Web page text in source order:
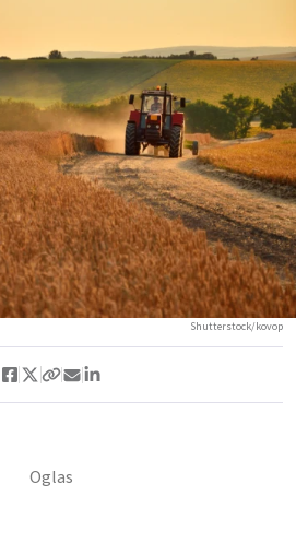
Shutterstock/kovop